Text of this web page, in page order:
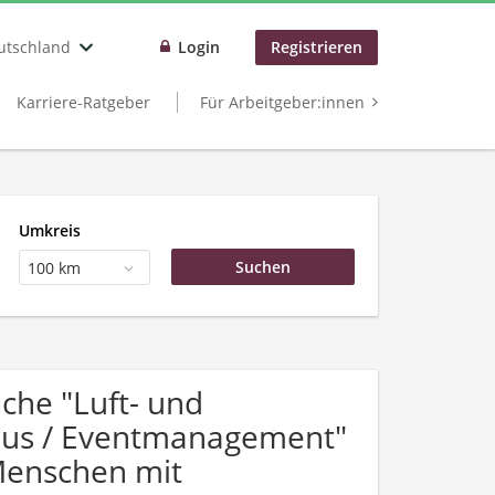
Login Registrieren
Karriere-Ratgeber Für Arbeitgeber:innen
Umkreis
100 km
"Luft- und
/ Eventmanagement"
mit